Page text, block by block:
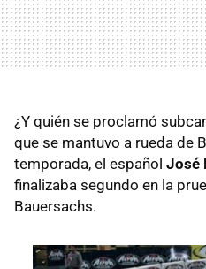
¿Y quién se proclamó
que se mantuvo a rueda de
temporada, el español José
finalizaba segundo en la
Bauersachs.